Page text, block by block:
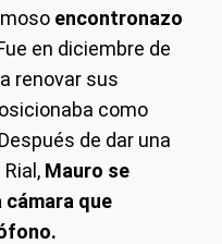
encontronazo
en diciembre de
renovar sus
como
de dar una
Mauro se
cámara que